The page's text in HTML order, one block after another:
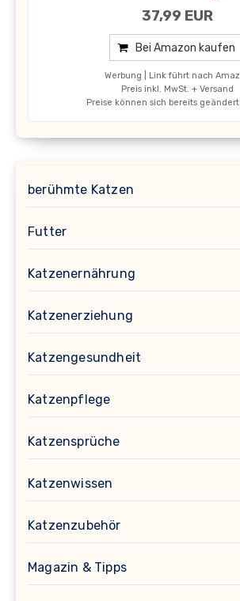
37,99 EUR
Bei Amazon kaufen
Werbung | Link führt nach
Preis inkl. MwSt. + Versand
Preise können sich bereits
berühmte Katzen
Futter
Katzenernährung
Katzenerziehung
Katzengesundheit
Katzenpflege
Katzensprüche
Katzenwissen
Katzenzubehör
Magazin & Tipps